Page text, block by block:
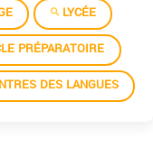
LYCÉE
PRÉPARATOIRE
DES LANGUES